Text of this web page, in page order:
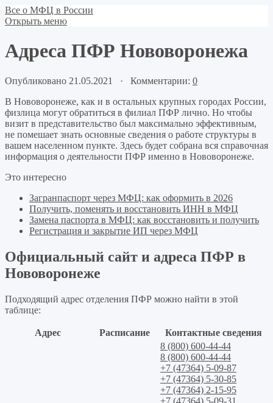
Все о МФЦ в России
Открыть меню
Адреса ПФР Нововоронежа
Опубликовано 21.05.2021 · Комментарии: 0
В Нововоронеже, как и в остальных крупных городах России,
физлица могут обратиться в филиал ПФР лично. Но чтобы
визит в представительство был максимально эффективным,
не помешает знать основные сведения о работе структуры в
вашем населенном пункте. Здесь будет собрана вся справочная
информация о деятельности ПФР именно в Нововоронеже.
Это интересно
Загранпаспорт через МФЦ: как оформить в 2026
Получить, поменять и восстановить ИНН в МФЦ
Замена паспорта в МФЦ: как восстановить и получить
Регистрация и закрытие ИП через МФЦ
Официальный сайт и адреса ПФР в
Нововоронеже
Подходящий адрес отделения ПФР можно найти в этой
таблице:
Адрес Расписание Контактные сведения
8 (800) 600-44-44
8 (800) 600-44-44
+7 (47364) 5-09-87
+7 (47364) 5-30-85
+7 (47364) 2-15-95
+7 (47364) 5-09-31